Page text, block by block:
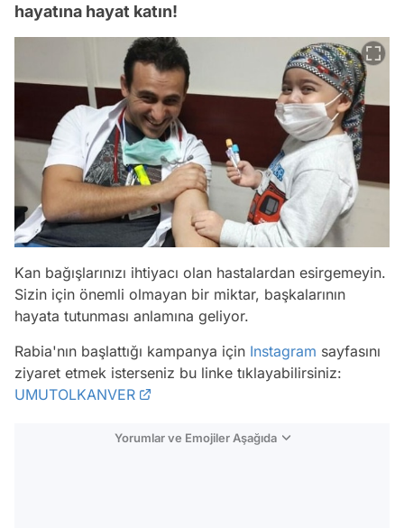
hayatına hayat katın!
Kan bağışlarınızı ihtiyacı olan hastalardan esirgemeyin.
Sizin için önemli olmayan bir miktar, başkalarının
hayata tutunması anlamına geliyor.
Rabia'nın başlattığı kampanya için Instagram sayfasını
ziyaret etmek isterseniz bu linke tıklayabilirsiniz:
UMUTOLKANVER
Yorumlar ve Emojiler Aşağıda